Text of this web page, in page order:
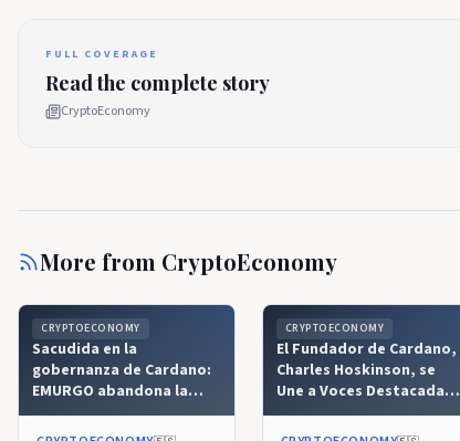
FULL COVERAGE
Read the complete story
CryptoEconomy
More from CryptoEconomy
CRYPTOECONOMY
Sacudida en la
gobernanza de Cardano:
EMURGO abandona la
junta de Intersect tras la
reacción negativa de la
CRYPTOECONOMY
El Fundador de Cardano,
Charles Hoskinson, se
Une a Voces Destacadas
en un Importante Evento
de Blockchain